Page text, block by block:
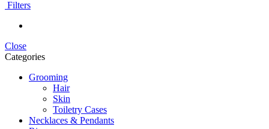
Filters
Close
Categories
Grooming
Hair
Skin
Toiletry Cases
Necklaces & Pendants